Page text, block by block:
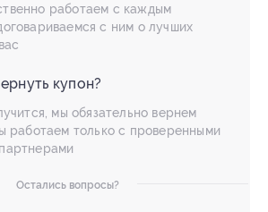
работаем с каждым
с ним о лучших
купон?
мы обязательно вернем
работаем только с проверенными
Остались вопросы?